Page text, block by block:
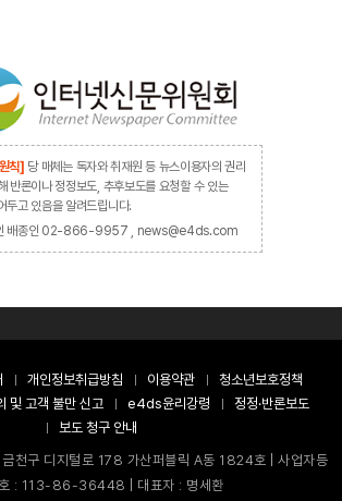
칙] 당 매체는 독자와 취재원 등 뉴스이용자의 권리
반론이나 정정보도, 추후보도를 요청할 수 있는
두고 있음을 알려드립니다.
배종인 02-866-9957 , news@e4ds.com
개인정보취급방침 이용약관
청소년보호정책
및 고객 불만 신고 e4ds윤리강령
정정·반론보도
보도 청구 안내
천구 디지털로 178 가산퍼블릭 A동 1824호 | 사업자등
: 113-86-36448 | 대표자 : 명세환